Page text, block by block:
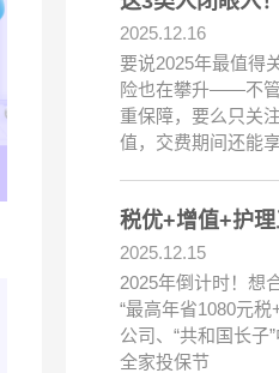
2025.12.16
要说2025年最值得
险也在攀升——不管
重保障，要么只关
值，交费期间还能
税优+增值+护
2025.12.15
2025年倒计时！想
“最高年省1080元
公司、“共和国长
全家投保节